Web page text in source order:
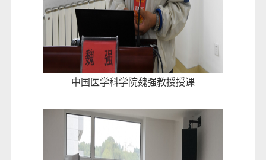
中国医学科学院魏强教授授课